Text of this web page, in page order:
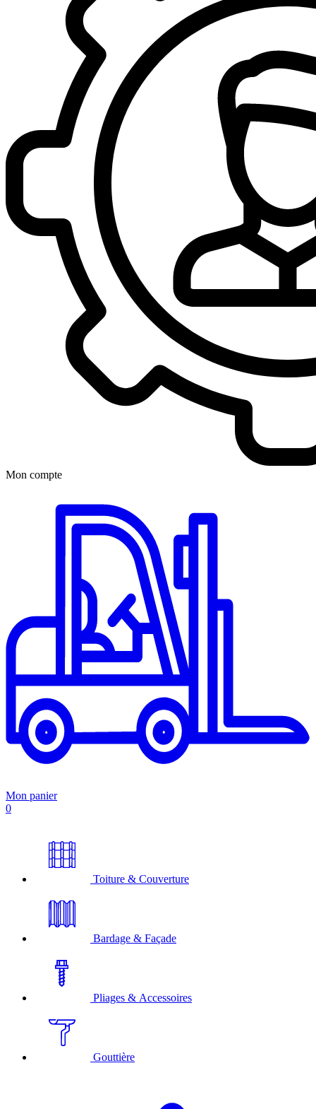
Mon compte
Mon panier
0
Toiture & Couverture
Bardage & Façade
Pliages & Accessoires
Gouttière